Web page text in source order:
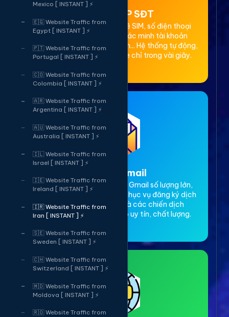
Mexico [ INSTANT ] ⚡
🇪🇬 Website Traffic from
Egypt [ INSTANT ] ⚡
🇵🇹 Website Traffic from
Portugal [ INSTANT ] ⚡
🇨🇴 Website Traffic from
Colombia [ INSTANT ] ⚡
🇦🇷 Website Traffic from
Argentina [ INSTANT ] ⚡
🇦🇺 Website Traffic from
Australia [ INSTANT ] ⚡
🇮🇱 Website Traffic from
Israel [ INSTANT ] ⚡
🇮🇪 Website Traffic from
Ireland [ INSTANT ] ⚡
🇮🇷 Website Traffic from
Iran [ INSTANT ] ⚡
🇸🇪 Website Traffic from
Sweden [ INSTANT ] ⚡
🇨🇭 Website Traffic from
Switzerland [ INSTANT ] ⚡
🇲🇩 Website Traffic from
Moldova [ INSTANT ] ⚡
🇷🇴 Website Traffic from
2. Thuê OTP SĐT
Cung cấp dịch vụ cho thuê SIM, số điện thoại
(SĐT) để nhận mã OTP xác minh tài khoản
Facebook, Google, Telegram... Hệ thống tự động,
bảo mật, giá rẻ, nhận code chỉ trong vài giây.
3. Thuê Gmail
Dịch vụ cho thuê tài khoản Gmail số lượng lớn,
Gmail cổ, có độ trust cao. Phục vụ đăng ký dịch
vụ, xác minh tài khoản và các chiến dịch
marketing online. Đảm bảo uy tín, chất lượng.